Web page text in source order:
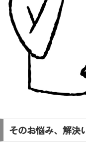
そのお悩み、解決